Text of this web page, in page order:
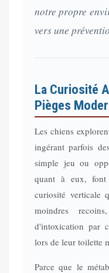
notre propre
vers une
La Curiosité
Pièges
Les chiens
ingérant parfois
simple jeu ou
quant à eux,
curiosité verticale
moindres
d'intoxication par
lors de leur toilette
Parce que le